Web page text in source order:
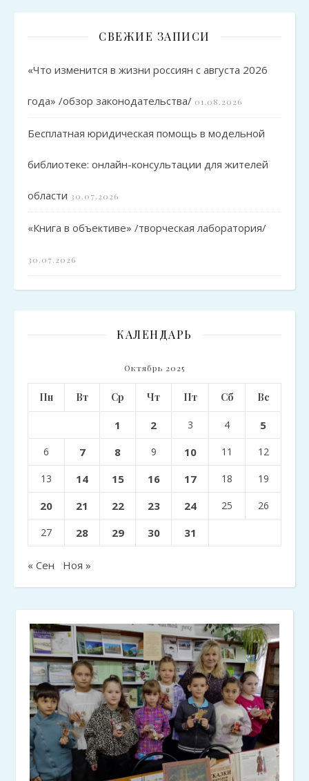
СВЕЖИЕ ЗАПИСИ
«Что изменится в жизни россиян с августа 2026
года» /обзор законодательства/ 01.08.2026
Бесплатная юридическая помощь в модельной
библиотеке: онлайн-консультации для жителей
области 30.07.2026
«Книга в объективе» /творческая лаборатория/
30.07.2026
КАЛЕНДАРЬ
Октябрь 2025
Пн Вт Ср Чт Пт Сб Вс
1 2 3 4 5
6 7 8 9 10 11 12
13 14 15 16 17 18 19
20 21 22 23 24 25 26
27 28 29 30 31
« Сен Ноя »